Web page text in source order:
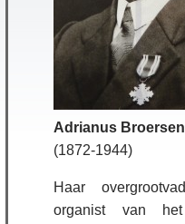
Adrianus Broersen
(1872-1944)
Haar
organist van